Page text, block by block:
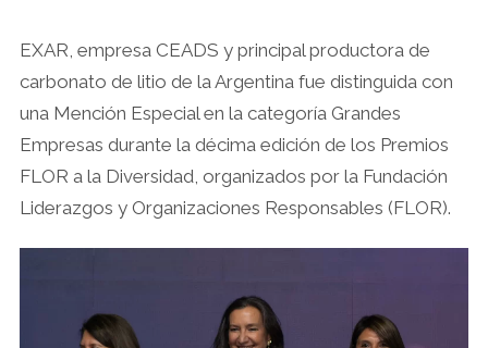
EXAR, empresa CEADS y principal productora de
carbonato de litio de la Argentina fue distinguida con
una Mención Especial en la categoría Grandes
Empresas durante la décima edición de los Premios
FLOR a la Diversidad, organizados por la Fundación
Liderazgos y Organizaciones Responsables (FLOR).